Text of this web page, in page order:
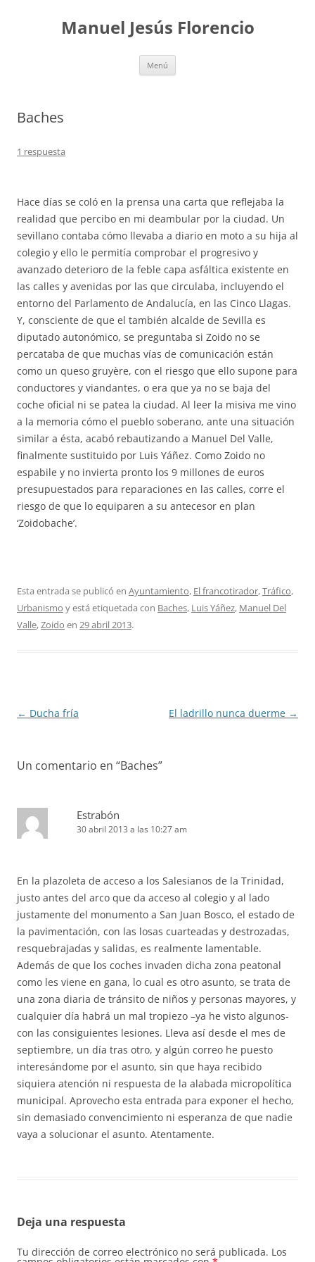
contenidoManuel Jesús Florencio
Menú
Baches
1 respuesta
Hace días se coló en la prensa una carta que reflejaba la
realidad que percibo en mi deambular por la ciudad. Un
sevillano contaba cómo llevaba a diario en moto a su hija al
colegio y ello le permitía comprobar el progresivo y
avanzado deterioro de la feble capa asfáltica existente en
las calles y avenidas por las que circulaba, incluyendo el
entorno del Parlamento de Andalucía, en las Cinco Llagas.
Y, consciente de que el también alcalde de Sevilla es
diputado autonómico, se preguntaba si Zoido no se
percataba de que muchas vías de comunicación están
como un queso gruyère, con el riesgo que ello supone para
conductores y viandantes, o era que ya no se baja del
coche oficial ni se patea la ciudad. Al leer la misiva me vino
a la memoria cómo el pueblo soberano, ante una situación
similar a ésta, acabó rebautizando a Manuel Del Valle,
finalmente sustituido por Luis Yáñez. Como Zoido no
espabile y no invierta pronto los 9 millones de euros
presupuestados para reparaciones en las calles, corre el
riesgo de que lo equiparen a su antecesor en plan
‘Zoidobache’.
Esta entrada se publicó en Ayuntamiento, El francotirador,Tráfico,
Urbanismo y está etiquetada con Baches, Luis Yáñez, Manuel Del
Valle,Zoido en 29 abril 2013.
Navegación
← Ducha fría El ladrillo nunca duerme →
Un comentario en “Baches”
Estrabón
30 abril 2013 a las 10:27 am
En la plazoleta de acceso a los Salesianos de la Trinidad,
justo antes del arco que da acceso al colegio y al lado
justamente del monumento a San Juan Bosco, el estado de
la pavimentación, con las losas cuarteadas y destrozadas,
resquebrajadas y salidas, es realmente lamentable.
Además de que los coches invaden dicha zona peatonal
como les viene en gana, lo cual es otro asunto, se trata de
una zona diaria de tránsito de niños y personas mayores, y
cualquier día habrá un mal tropiezo –ya he visto algunos-
con las consiguientes lesiones. Lleva así desde el mes de
septiembre, un día tras otro, y algún correo he puesto
interesándome por el asunto, sin que haya recibido
siquiera atención ni respuesta de la alabada micropolítica
municipal. Aprovecho esta entrada para exponer el hecho,
sin demasiado convencimiento ni esperanza de que nadie
vaya a solucionar el asunto. Atentamente.
Deja una respuesta
Tu dirección de correo electrónico no será publicada. Los